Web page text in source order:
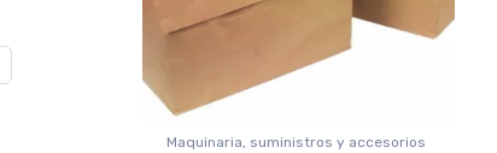
Maquinaria, suministros y accesorios